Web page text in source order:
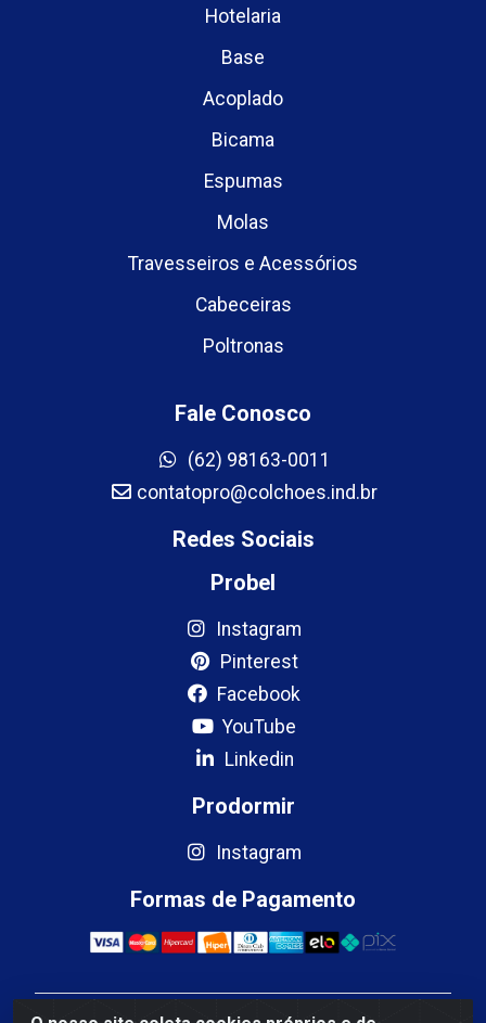
Hotelaria
Base
Acoplado
Bicama
Espumas
Molas
Travesseiros e Acessórios
Cabeceiras
Poltronas
Fale Conosco
(62) 98163-0011
contatopro@colchoes.ind.br
Redes Sociais
Probel
Instagram
Pinterest
Facebook
YouTube
Linkedin
Prodormir
Instagram
Formas de Pagamento